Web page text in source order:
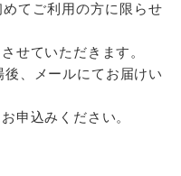
てご利用の方に限らせ
せていただきます。
、メールにてお届けい
申込みください。